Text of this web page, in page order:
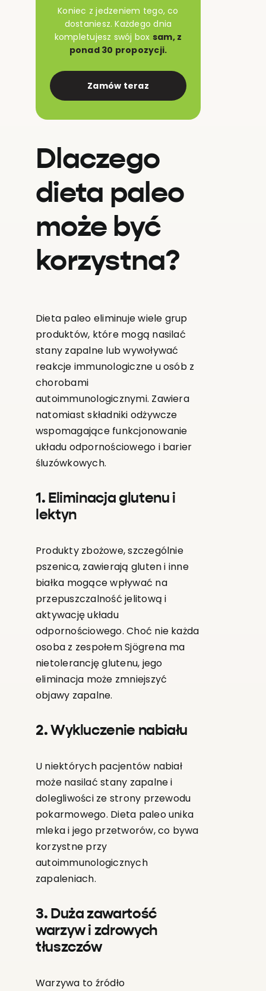
Koniec z jedzeniem tego, co
dostaniesz. Każdego dnia
kompletujesz swój box sam, z
ponad 30 propozycji.
Zamów teraz
Dlaczego
dieta paleo
może być
korzystna?
Dieta paleo eliminuje wiele grup
produktów, które mogą nasilać
stany zapalne lub wywoływać
reakcje immunologiczne u osób z
chorobami
autoimmunologicznymi. Zawiera
natomiast składniki odżywcze
wspomagające funkcjonowanie
układu odpornościowego i barier
śluzówkowych.
1. Eliminacja glutenu i
lektyn
Produkty zbożowe, szczególnie
pszenica, zawierają gluten i inne
białka mogące wpływać na
przepuszczalność jelitową i
aktywację układu
odpornościowego. Choć nie każda
osoba z zespołem Sjögrena ma
nietolerancję glutenu, jego
eliminacja może zmniejszyć
objawy zapalne.
2. Wykluczenie nabiału
U niektórych pacjentów nabiał
może nasilać stany zapalne i
dolegliwości ze strony przewodu
pokarmowego. Dieta paleo unika
mleka i jego przetworów, co bywa
korzystne przy
autoimmunologicznych
zapaleniach.
3. Duża zawartość
warzyw i zdrowych
tłuszczów
Warzywa to źródło